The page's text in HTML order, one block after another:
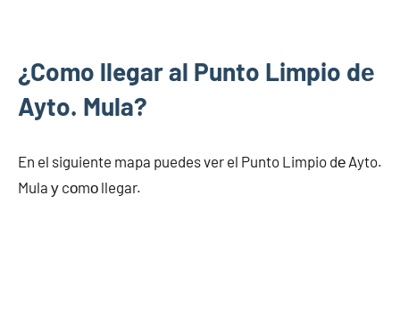
¿Como llegar al Punto Limpio dе
Ayto. Mula?
En el siguiente mapa puedes ver el Punto Limpio dе Ayto.
Mula у cοmο llegar.